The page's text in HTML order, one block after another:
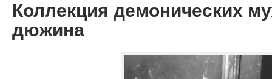
Коллекция демонических
дюжина